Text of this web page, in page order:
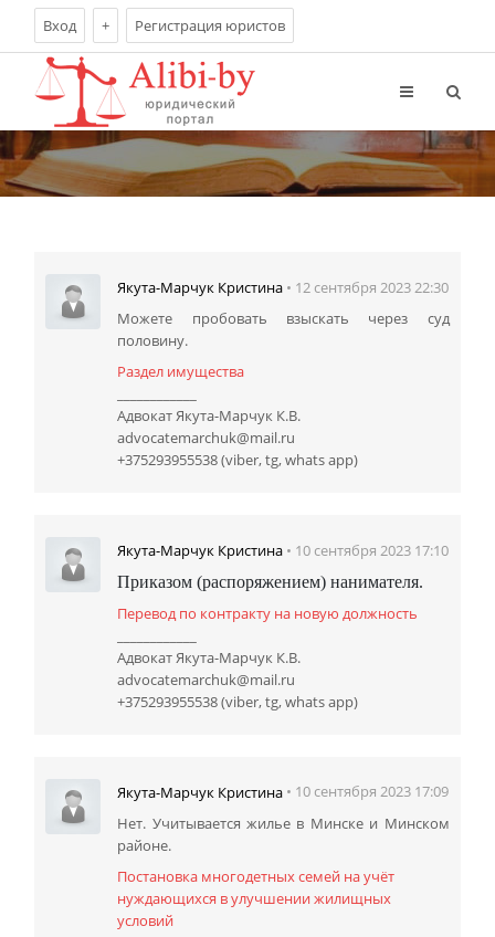
Вход + Регистрация юристов
Якута-Марчук Кристина • 12 сентября 2023 22:30
Можете пробовать взыскать через суд
половину.
Раздел имущества
Адвокат Якута-Марчук К.В.
advocatemarchuk@mail.ru
+375293955538 (viber, tg, whats app)
Якута-Марчук Кристина • 10 сентября 2023 17:10
Приказом (распоряжением) нанимателя.
Перевод по контракту на новую должность
Адвокат Якута-Марчук К.В.
advocatemarchuk@mail.ru
+375293955538 (viber, tg, whats app)
Якута-Марчук Кристина • 10 сентября 2023 17:09
Нет. Учитывается жилье в Минске и Минском
районе.
Постановка многодетных семей на учёт
нуждающихся в улучшении жилищных
условий